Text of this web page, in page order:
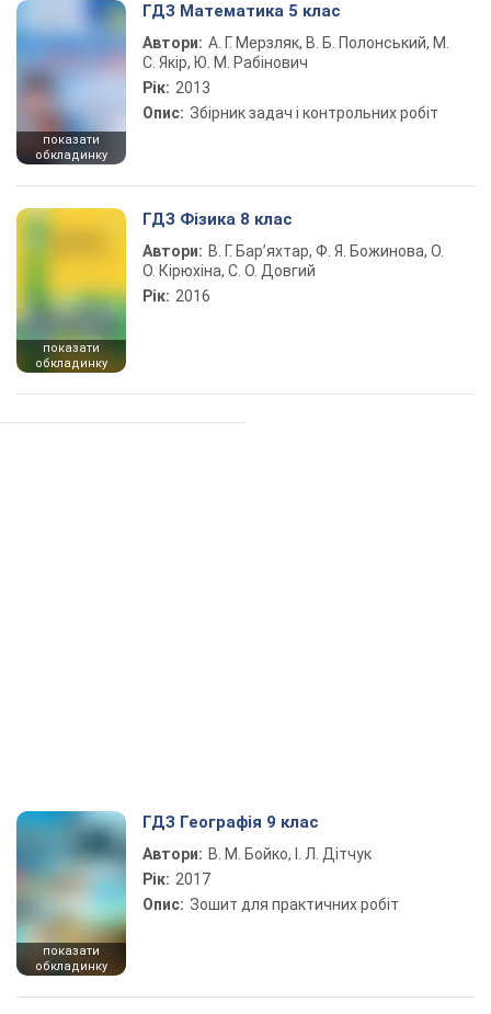
показати
обкладинку
ГДЗ Математика 5 клас
Автори: А. Г. Мерзляк, В. Б. Полонський, М.
С. Якір, Ю. М. Рабінович
Рік: 2013
Опис: Збірник задач і контрольних робіт
показати
обкладинку
ГДЗ Фізика 8 клас
Автори: В. Г. Бар’яхтар, Ф. Я. Божинова, О.
О. Кірюхіна, С. О. Довгий
Рік: 2016
показати
обкладинку
ГДЗ Географія 9 клас
Автори: В. М. Бойко, І. Л. Дітчук
Рік: 2017
Опис: Зошит для практичних робіт